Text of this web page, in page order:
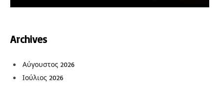
Archives
Αύγουστος 2026
Ιούλιος 2026